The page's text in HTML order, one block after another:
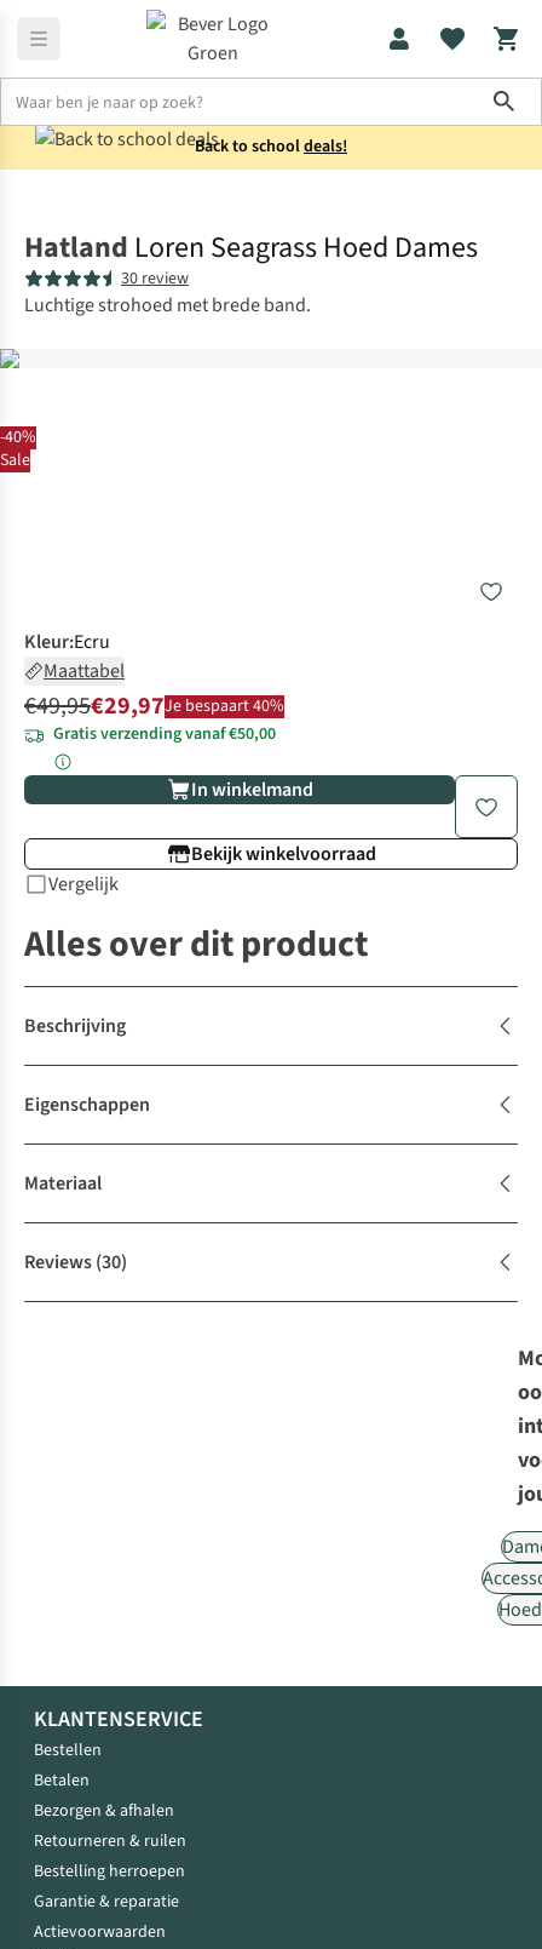
Back to schooldeals!
-40%
Sale
Hatland Loren Seagrass Hoed Dames
30 review
Luchtige strohoed met brede band.
Kleur:Ecru
Maattabel
€49,95€29,97Je bespaart 40%
Gratis verzending vanaf €50,00
In winkelmand
Bekijk winkelvoorraad
Vergelijk
Alles over dit product
Beschrijving
Eigenschappen
Materiaal
Reviews(30)
KLANTENSERVICE
Bestellen
Betalen
Bezorgen & afhalen
Retourneren & ruilen
Bestelling herroepen
Garantie & reparatie
Actievoorwaarden